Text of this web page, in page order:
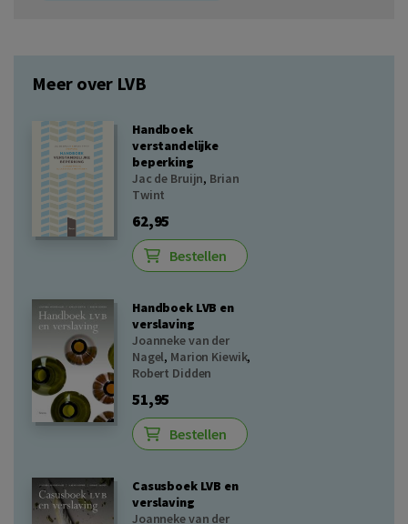
Meer over LVB
Handboek
verstandelijke
beperking
Jac de Bruijn, Brian
Twint
62,95
Bestellen
Handboek LVB en
verslaving
Joanneke van der
Nagel, Marion Kiewik,
Robert Didden
51,95
Bestellen
Casusboek LVB en
verslaving
Joanneke van der